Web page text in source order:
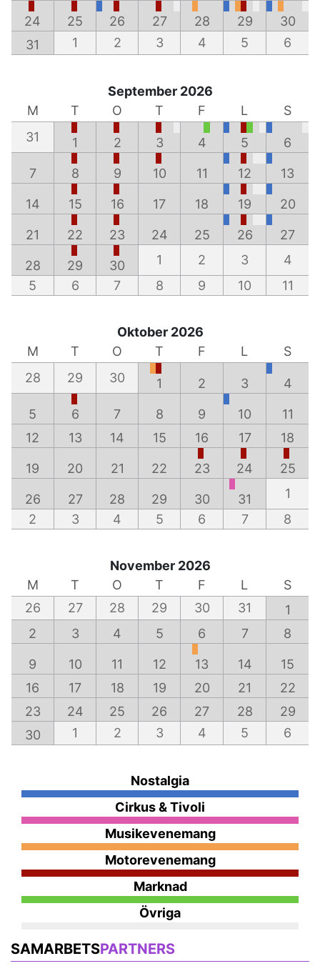
24 25 26 27 28 29
30
31
1 2 3 4 5 6
September 2026
M
T O T F L
S
31
1 2 3 4 5 6
7 8 9 10 11 12 13
14 15 16 17 18 19 20
21 22 23 24 25 26 27
28 29 30 1 2 3
4
5
6 7 8 9 10 11
Oktober 2026
M
T O T F L
S
28
29 30 1 2 3 4
5 6 7 8 9 10
11
12
13 14 15 16 17 18
19 20 21 22 23 24 25
26 27 28 29 30 31
1
2
3 4 5 6 7 8
November 2026
M
T O T F L
S
26
27 28 29 30 31
1
2
3 4 5 6 7 8
9 10 11 12 13 14
15
16
17 18 19 20 21
22
23
24 25 26 27 28
29
30
1 2 3 4 5 6
Nostalgia
Cirkus & Tivoli
Musikevenemang
Motorevenemang
Marknad
Övriga
SAMARBETSPARTNERS